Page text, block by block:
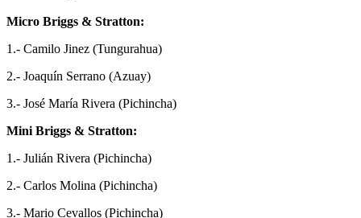
Micro Briggs & Stratton:
1.- Camilo Jinez (Tungurahua)
2.- Joaquín Serrano (Azuay)
3.- José María Rivera (Pichincha)
Mini Briggs & Stratton:
1.- Julián Rivera (Pichincha)
2.- Carlos Molina (Pichincha)
3.- Mario Cevallos (Pichincha)